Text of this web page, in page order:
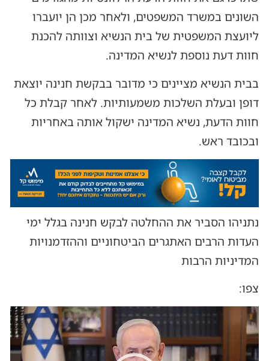
השונים במשרד המשפטים, ולאחר מכן הן יועברו
ליועצת המשפטית של בית הנשיא וצוותה להכנת
חוות דעת נוספת לנשיא המדינה.
בבית הנשיא מציינים כי מדובר בבקשת חנינה יוצאת
דופן ובעלת השלכות משמעותיות. לאחר קבלת כל
חוות הדעת, נשיא המדינה ישקול אותה באחריות
ובכובד ראש.
נתניהו הסביר את ההחלטה לבקש חנינה בגלל ימי
העדות הרבים האתגרים הביטחוניים וההזדמנויות
המדיניות הרבות
צפו:
נגן
וידאו